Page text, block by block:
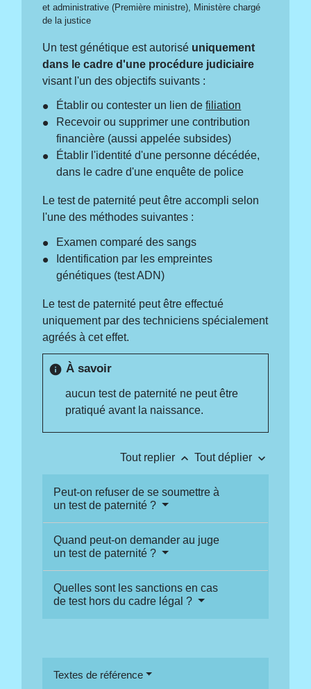
et administrative (Première ministre), Ministère chargé
de la justice
Un test génétique est autorisé uniquement
dans le cadre d'une procédure judiciaire
visant l'un des objectifs suivants :
Établir ou contester un lien defiliation
Recevoir ou supprimer une contribution
financière (aussi appelée subsides)
Établir l'identité d'une personne décédée,
dans le cadre d'une enquête de police
Le test de paternité peut être accompli selon
l'une des méthodes suivantes :
Examen comparé des sangs
Identification par les empreintes
génétiques (test ADN)
Le test de paternité peut être effectué
uniquement par des techniciens spécialement
agréés à cet effet.
info À savoir
aucun test de paternité ne peut être
pratiqué avant la naissance.
Tout replier keyboard_arrow_up Tout déplier keyboard_arrow_down
Peut-on refuser de se soumettre à
un test de paternité ?
Quand peut-on demander au juge
un test de paternité ?
Quelles sont les sanctions en cas
de test hors du cadre légal ?
Textes de référence